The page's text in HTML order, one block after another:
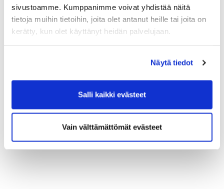
sivustoamme. Kumppanimme voivat yhdistää näitä
tietoja muihin tietoihin, joita olet antanut heille tai joita on
kerätty, kun olet käyttänyt heidän palvelujaan.
Näytä tiedot
Salli kaikki evästeet
Vain välttämättömät evästeet
I'd like to receive the Hartola Golf newsletter
I accept the terms of use (*)